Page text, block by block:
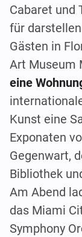
Cabaret und
für
Gästen in
Art Museum
eine
Kunst eine
Exponaten
Gegenwart,
Bibliothek
Am Abend
das Miami
Symphony